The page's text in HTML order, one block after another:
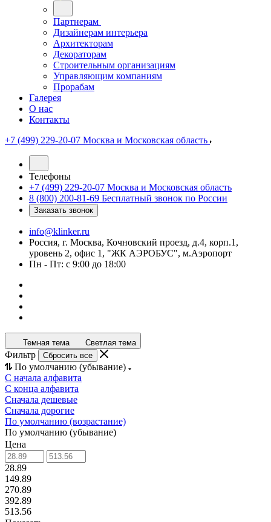
Партнерам
Дизайнерам интерьера
Архитекторам
Декораторам
Строительным организациям
Управляющим компаниям
Прорабам
Галерея
О нас
Контакты
+7 (499) 229-20-07 Москва и Московская область
Телефоны
+7 (499) 229-20-07 Москва и Московская область
8 (800) 200-81-69 Бесплатный звонок по России
Заказать звонок
info@klinker.ru
Россия, г. Москва, Кочновский проезд, д.4, корп.1,
уровень 2, офис 1, "ЖК АЭРОБУС", м.Аэропорт
Пн - Пт: с 9:00 до 18:00
Темная тема Светлая тема
Фильтр Сбросить все
По умолчанию (убывание)
С начала алфавита
С конца алфавита
Сначала дешевые
Сначала дорогие
По умолчанию (возрастание)
По умолчанию (убывание)
Цена
28.89
149.89
270.89
392.89
513.56